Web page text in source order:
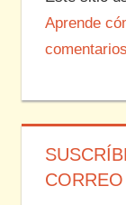
Aprende